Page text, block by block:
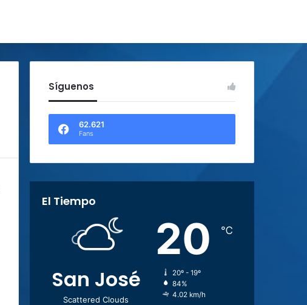
Síguenos
62.621
Fans
El Tiempo
San José
Scattered Clouds
20 ℃
20º - 19º
84%
4.02 km/h